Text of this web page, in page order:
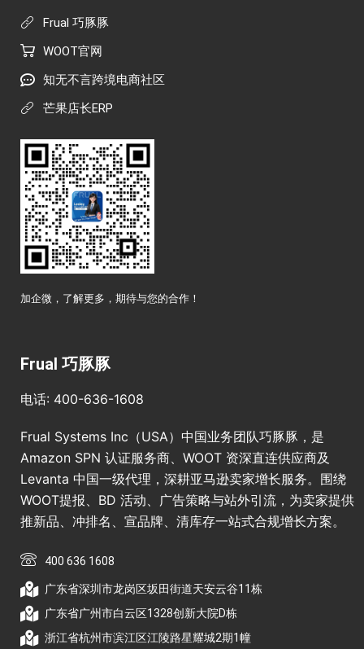
Frual 巧豚豚
WOOT官网
知无不言跨境电商社区
芒果店长ERP
加企微，了解更多，期待与您的合作！
Frual 巧豚豚
电话: 400-636-1608
Frual Systems Inc（USA）中国业务团队巧豚豚，是
Amazon SPN 认证服务商、WOOT 资深直连供应商及
Levanta 中国一级代理，深耕亚马逊卖家增长服务。围绕
WOOT提报、BD 活动、广告策略与站外引流，为卖家提供
推新品、冲排名、宣品牌、清库存一站式合规增长方案。
400 636 1608
广东省深圳市龙岗区坂田街道天安云谷11栋
广东省广州市白云区1328创新大院D栋
浙江省杭州市滨江区江陵路星耀城2期1幢